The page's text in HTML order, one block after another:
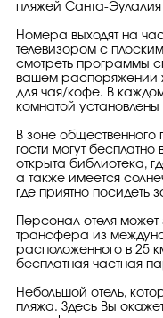
пляжей Санта-
Номера выходят на
телевизором с
смотреть программы
вашем распоряжении
для чая/кофе. В
комнатой
В зоне общественного
гости могут бесплатно
открыта библиотека,
а также имеется
где приятно посидеть
Персонал отеля может
трансфера из
расположенного в 25
бесплатная частная
Небольшой отель,
пляжа. Здесь Вы